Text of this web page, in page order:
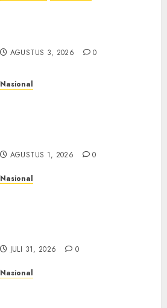
AGUSTUS 3, 2026 0
Nasional
AGUSTUS 1, 2026 0
Nasional
JULI 31, 2026 0
Nasional